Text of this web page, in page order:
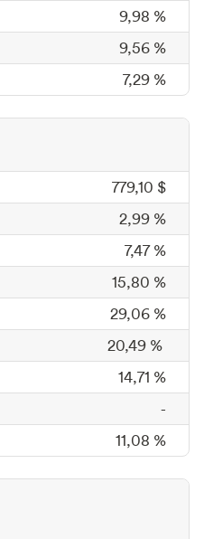
9,98 %
9,56 %
7,29 %
779,10 $
2,99 %
7,47 %
15,80 %
29,06 %
20,49 %
14,71 %
-
11,08 %